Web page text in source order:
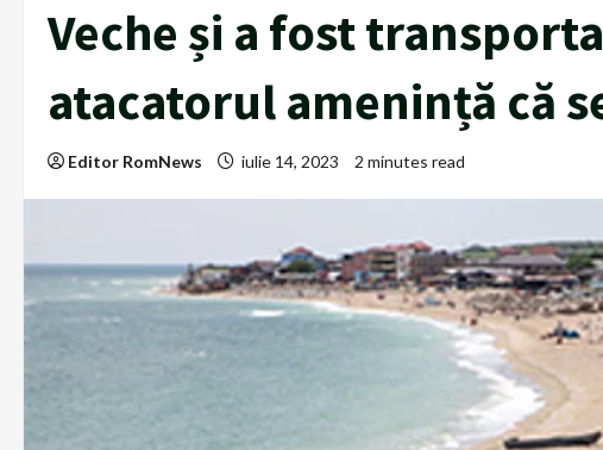
Veche și a fost
atacatorul amenință că
Editor RomNews iulie 14, 2023 2 minutes read